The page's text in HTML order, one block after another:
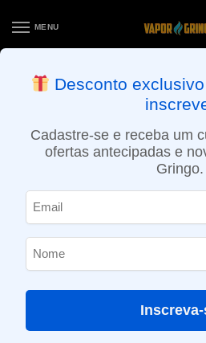
MENU
ENTREGA NO MESMO DIA EM SÃO
APROVADOS ATÉ 15:30
Desconto
Cadastre-se e receba um
ofertas antecipadas e
Gringo.